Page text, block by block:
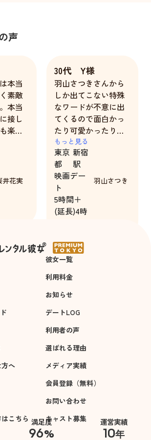
声
本当
素敵
本当
接し
楽し
まし
井花実
30代 Y様
羽山さつきさんから
しか出てこない特殊
なワードが不意に出
てくるので面白かっ
たり可愛かったりし
ます。他のキャスト
さんには出来ない彼
女の武器なんじゃな
いでしょうか。また
それを本人が恥じら
う様子は誰でもファ
ンになってしまうと
があるので、真面目
で一生懸命な部分と
相まってかっちりし
過ぎず、やるところ
はしっかり仕事ので
きる絶妙なキャラク
ターです。
後はやはり容姿や言
動に品があります。
可愛い顔立ちや性格
と、清楚な服装や言
動が合っています。
一緒にいて心地良く
過ごせました。
いろいろ書きました
が、「可愛い」「性
格良い」「面白い」
もっと見る
東京
都
新宿
駅
映画デー
ト
5時間＋
(延長)4時
羽山さつき
彼女一覧
利用料金
お知らせ
デートLOG
利用者の声
選ばれる理由
へ
メディア実績
会員登録（無料）
お問い合わせ
こちら
キャスト募集
満足度
96%
運営実績
10年